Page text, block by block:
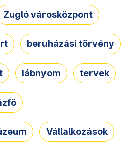
Zugló városközpont
beruházási törvény
lábnyom tervek
Vállalkozások